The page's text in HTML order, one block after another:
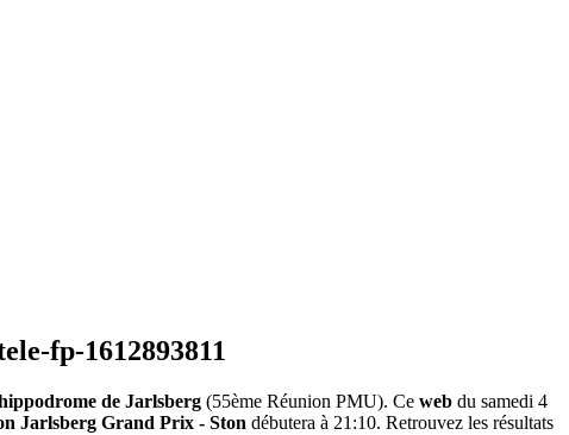
de Jarlsberg (55ème Réunion PMU). Ce web du samedi 4
Jarlsberg Grand Prix - Ston débutera à 21:10. Retrouvez les résultats